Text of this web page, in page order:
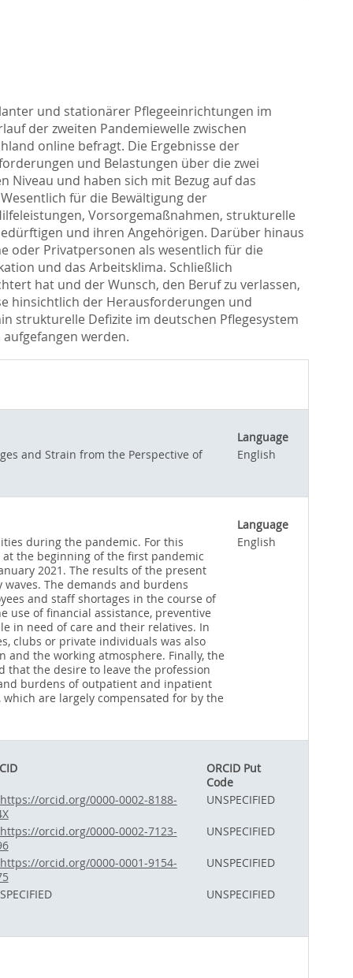
und stationärer Pflegeeinrichtungen im
der zweiten Pandemiewelle zwischen
online befragt. Die Ergebnisse der
und Belastungen über die zwei
Niveau und haben sich mit Bezug auf das
für die Bewältigung der
Vorsorgemaßnahmen, strukturelle
und ihren Angehörigen. Darüber hinaus
oder Privatpersonen als wesentlich für die
und das Arbeitsklima. Schließlich
hat und der Wunsch, den Beruf zu verlassen,
hinsichtlich der Herausforderungen und
strukturelle Defizite im deutschen Pflegesystem
werden.
Language
and Strain from the Perspective of
English
Language
during the pandemic. For this
the beginning of the first pandemic
2021. The results of the present
The demands and burdens
and staff shortages in the course of
use of financial assistance, preventive
in need of care and their relatives. In
clubs or private individuals was also
and the working atmosphere. Finally, the
that the desire to leave the profession
burdens of outpatient and inpatient
are largely compensated for by the
English
ORCID Put
Code
https://orcid.org/0000-0002-8188-
UNSPECIFIED
https://orcid.org/0000-0002-7123-
UNSPECIFIED
https://orcid.org/0000-0001-9154-
UNSPECIFIED
UNSPECIFIED